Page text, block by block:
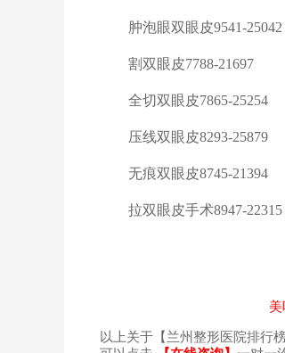
肿泡眼双眼皮9541-25042
割双眼皮7788-21697
全切双眼皮7865-25254
压线双眼皮8293-25879
无痕双眼皮8745-21394
拉双眼皮手术8947-22315
以上关于【兰州整形医院排行